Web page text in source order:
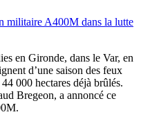
militaire A400M dans la lutte
en Gironde, dans le Var, en
d’une saison des feux
000 hectares déjà brûlés.
Bregeon, a annoncé ce